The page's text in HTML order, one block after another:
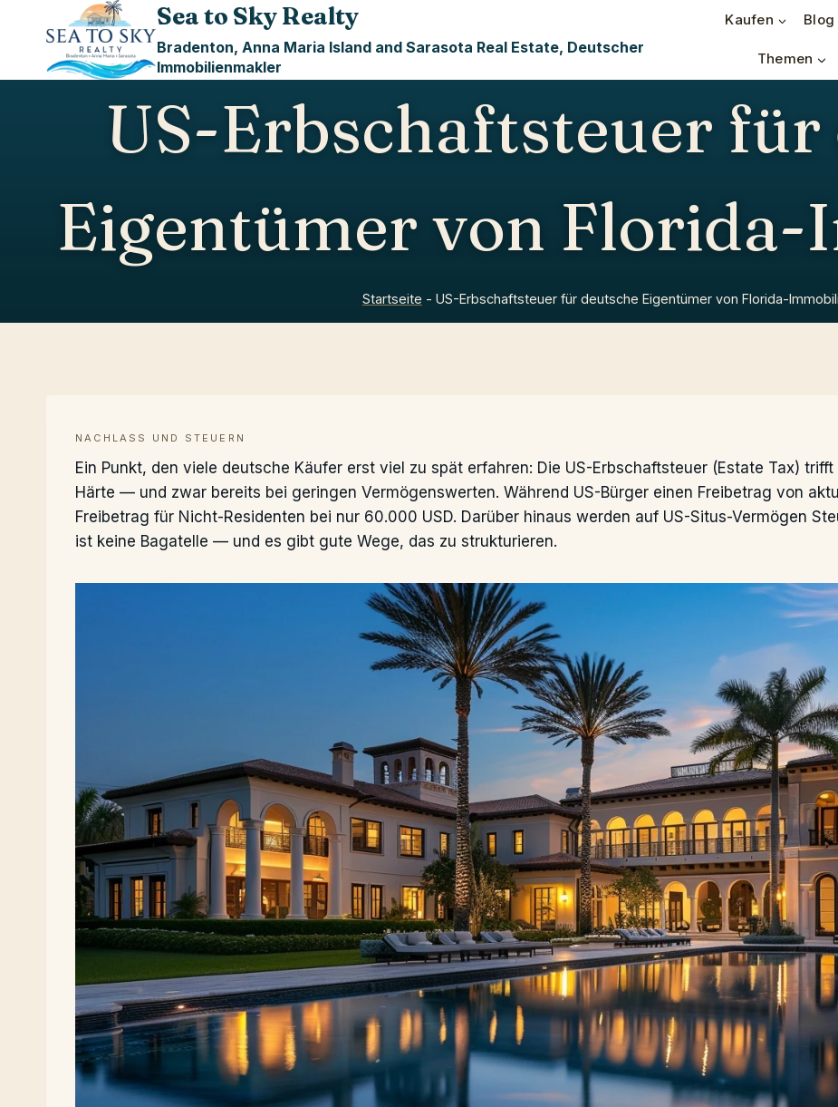
content
Sea to Sky Realty
Bradenton, Anna Maria Island and Sarasota Real Estate, Deutscher
Immobilienmakler
Kaufen Blog
Themen
US-Erbschaftsteuer für
Eigentümer von
Startseite - US-Erbschaftsteuer für deutsche Eigentümer von Florida-
NACHLASS UND STEUERN
Ein Punkt, den viele deutsche Käufer erst viel zu spät erfahren: Die US-Erbschaftsteuer (Estate Tax)
Härte — und zwar bereits bei geringen Vermögenswerten. Während US-Bürger einen Freibetrag von
Freibetrag für Nicht-Residenten bei nur 60.000 USD. Darüber hinaus werden auf US-Situs-Vermögen
ist keine Bagatelle — und es gibt gute Wege, das zu strukturieren.